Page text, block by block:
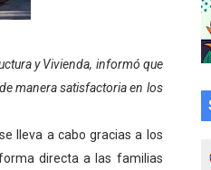
Materna
cultura a niños del
en una enriquecedora
y Vivienda, informó que
manera satisfactoria en los
lleva a cabo gracias a los
directa a las familias